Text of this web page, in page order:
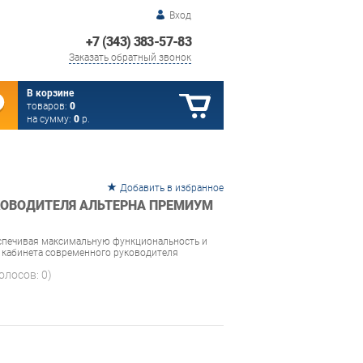
Вход
+7 (343) 383-57-83
Заказать обратный звонок
В корзине
товаров: 0
на сумму: 0 р.
Добавить в избранное
АЛЬТЕРНА ПРЕМИУМ
максимальную функциональность и
современного руководителя
0)